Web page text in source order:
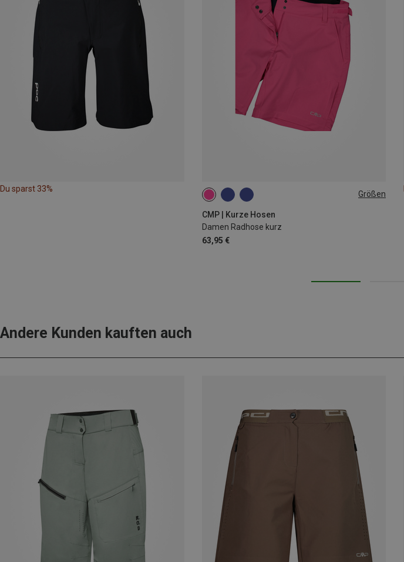
Du sparst 33%
Größen
CMP | Kurze Hosen
Damen Radhose kurz
63,95 €
XS S M
Andere Kunden kauften auch